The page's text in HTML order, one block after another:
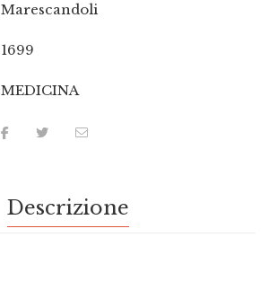
Marescandoli
1699
MEDICINA
Descrizione